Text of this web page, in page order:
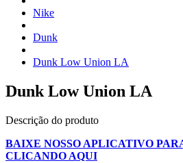
Nike
Dunk
Dunk Low Union LA
Dunk Low Union LA
Descrição do produto
BAIXE NOSSO APLICATIVO
CLICANDO AQUI